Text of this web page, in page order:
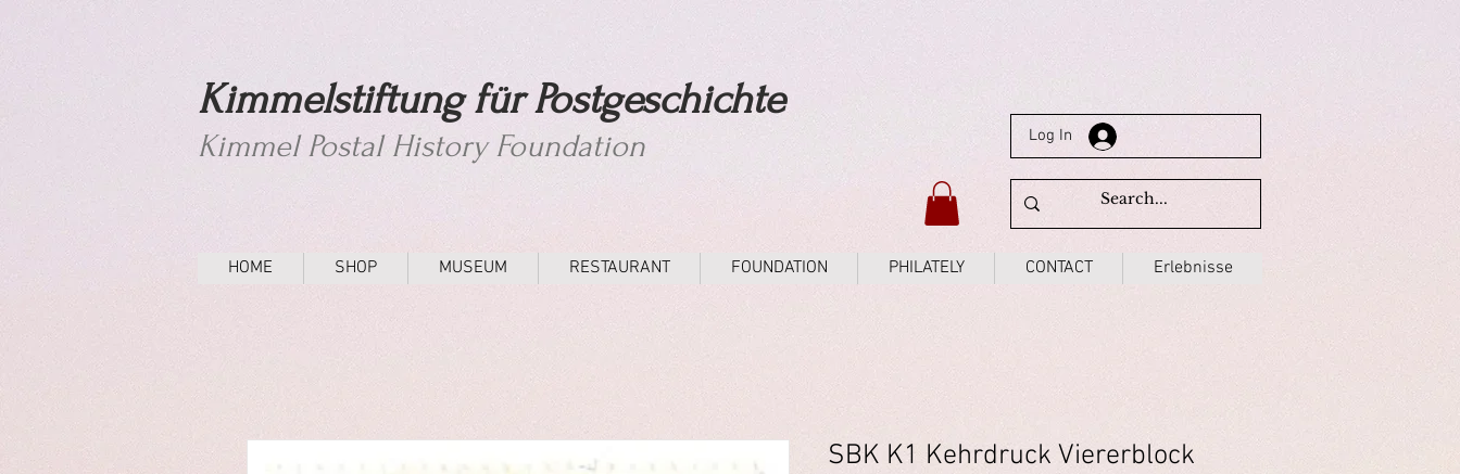
Kimmelstiftung für Postgeschichte
Kimmel Postal History Foundation Log In
HOME SHOP MUSEUM RESTAURANT FOUNDATION PHILATELY CONTACT Erlebnisse
SBK K1 Kehrdruck Viererblock